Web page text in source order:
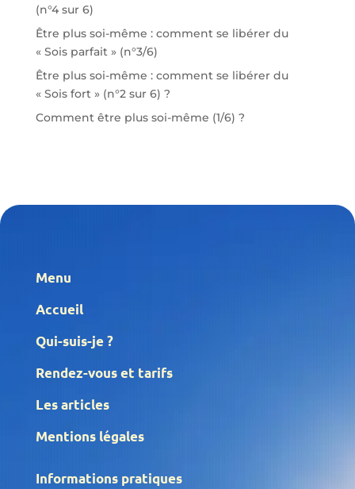
(n°4 sur 6)
Être plus soi-même : comment se libérer du
« Sois parfait » (n°3/6)
Être plus soi-même : comment se libérer du
« Sois fort » (n°2 sur 6) ?
Comment être plus soi-même (1/6) ?
Menu
Accueil
Qui-suis-je ?
Rendez-vous et tarifs
Les articles
Mentions légales
Informations pratiques